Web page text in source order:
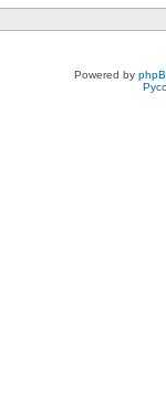
Powered by